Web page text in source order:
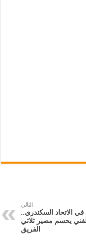
التالي
الاتحاد السكندري..
يحسم مصير ثلاثي
الفريق